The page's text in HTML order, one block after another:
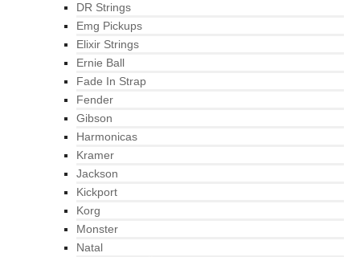
DR Strings
Emg Pickups
Elixir Strings
Ernie Ball
Fade In Strap
Fender
Gibson
Harmonicas
Kramer
Jackson
Kickport
Korg
Monster
Natal